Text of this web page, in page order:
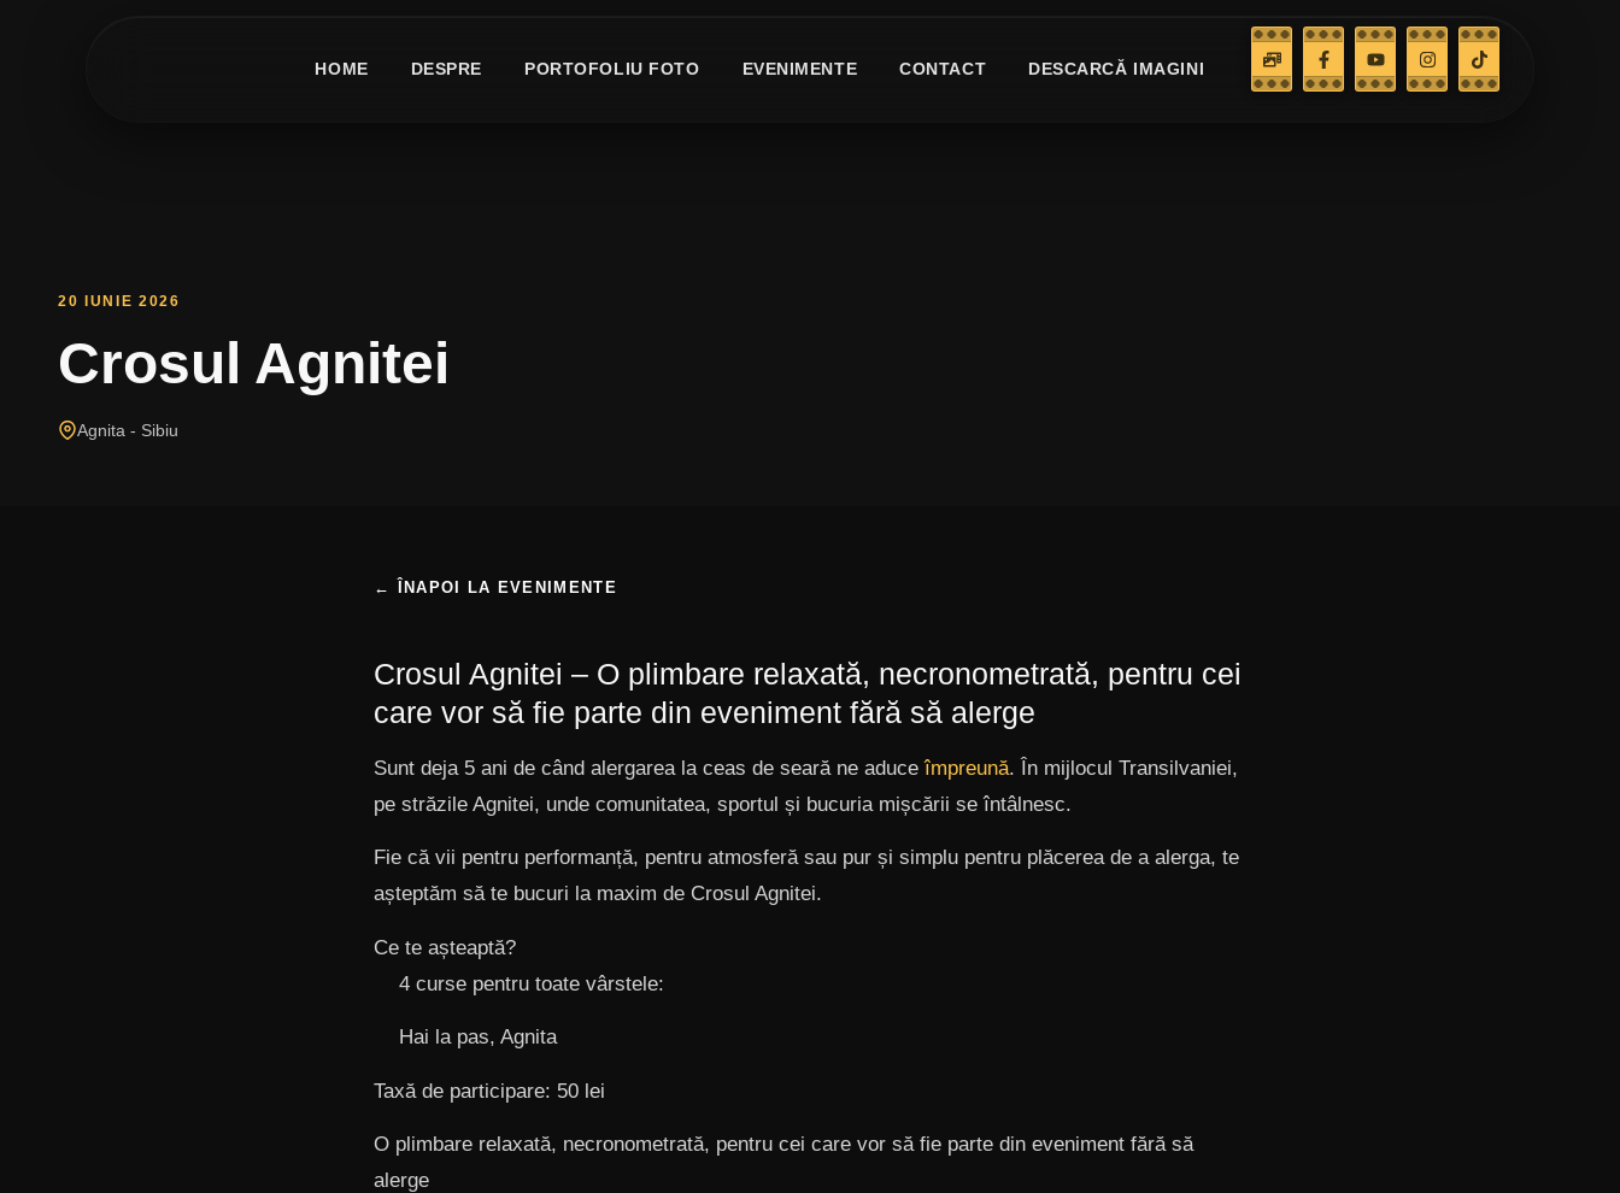
HOME DESPRE PORTOFOLIU FOTO EVENIMENTE CONTACT DESCARCĂ IMAGINI
20 IUNIE 2026
Crosul Agnitei
Agnita - Sibiu
← ÎNAPOI LA EVENIMENTE
Crosul Agnitei – O plimbare relaxată, necronometrată, pentru cei
care vor să fie parte din eveniment fără să alerge
Sunt deja 5 ani de când alergarea la ceas de seară ne aduceîmpreună. În mijlocul Transilvaniei,
pe străzile Agnitei, unde comunitatea, sportul și bucuria mișcării se întâlnesc.
Fie că vii pentru performanță, pentru atmosferă sau pur și simplu pentru plăcerea de a alerga, te
așteptăm să te bucuri la maxim de Crosul Agnitei.
Ce te așteaptă?
4 curse pentru toate vârstele:
Hai la pas, Agnita
Taxă de participare: 50 lei
O plimbare relaxată, necronometrată, pentru cei care vor să fie parte din eveniment fără să
alerge